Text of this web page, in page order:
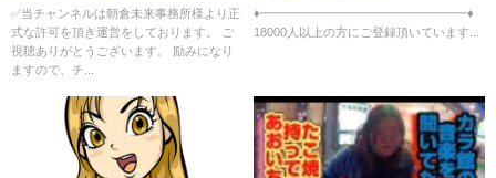
る【朝倉未来切り抜き ブレイキ
ングダウン】
✅当チャンネルは朝倉未来事務所様より正
式な許可を頂き運営をしております。 ご
視聴ありがとうございます。 励みになり
ますので、チ...
♦️━━━━━━━━━━━━━━━━━♦️
18000人以上の方にご登録頂いています...